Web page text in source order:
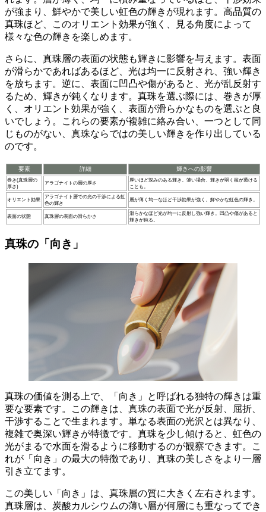
が強まり、鮮やかで美しい虹色の輝きが現れます。高品質の
真珠ほど、このオリエント効果が強く、見る角度によって
様々な色の輝きを楽しめます。
さらに、 真珠層の表面の状態も輝きに影響を与えます。表面
が滑らかであればあるほど、光は均一に反射され、強い輝き
を放ちます。逆に、表面に凹凸や傷があると、光が乱反射す
るため、輝きが鈍くなります。真珠を選ぶ際には、巻きが厚
く、オリエント効果が強く、表面が滑らかなものを選ぶと良
いでしょう。これらの要素が複雑に絡み合い、一つとして同
じものがない、真珠ならではの美しい輝きを作り出している
のです。
要素 詳細 輝きへの影響
巻き(真珠層の
厚さ)
アラゴナイトの層の厚さ
厚いほど深みのある輝き。薄い場合、輝きが弱く核が透ける
ことも。
オリエント効果
アラゴナイト層での光の干渉による虹
色の輝き
層が薄く均一なほど干渉効果が強く、鮮やかな虹色の輝き。
表面の状態 真珠層の表面の滑らかさ
滑らかなほど光が均一に反射し強い輝き。凹凸や傷があると
輝きが鈍る。
真珠の「向き」
真珠の価値を測る上で、
「向き」と呼ばれる独特の輝きは重
要な要素です。この輝きは、真珠の表面で光が反射、屈折、
干渉することで生まれます。単なる表面の光沢とは異なり、
複雑で奥深い輝きが特徴です。真珠を少し傾けると、虹色の
光がまるで水面を滑るように移動するのが観察できます。こ
れが「向き」の最大の特徴であり、 真珠の美しさをより一層
引き立てます。
この美しい「向き」は、真珠層の質に大きく左右されます。
真珠層は、炭酸カルシウムの薄い層が何層にも重なってでき